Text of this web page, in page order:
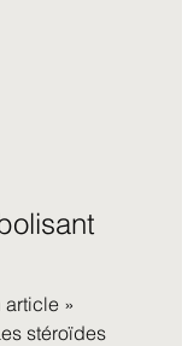
»
stéroïdes